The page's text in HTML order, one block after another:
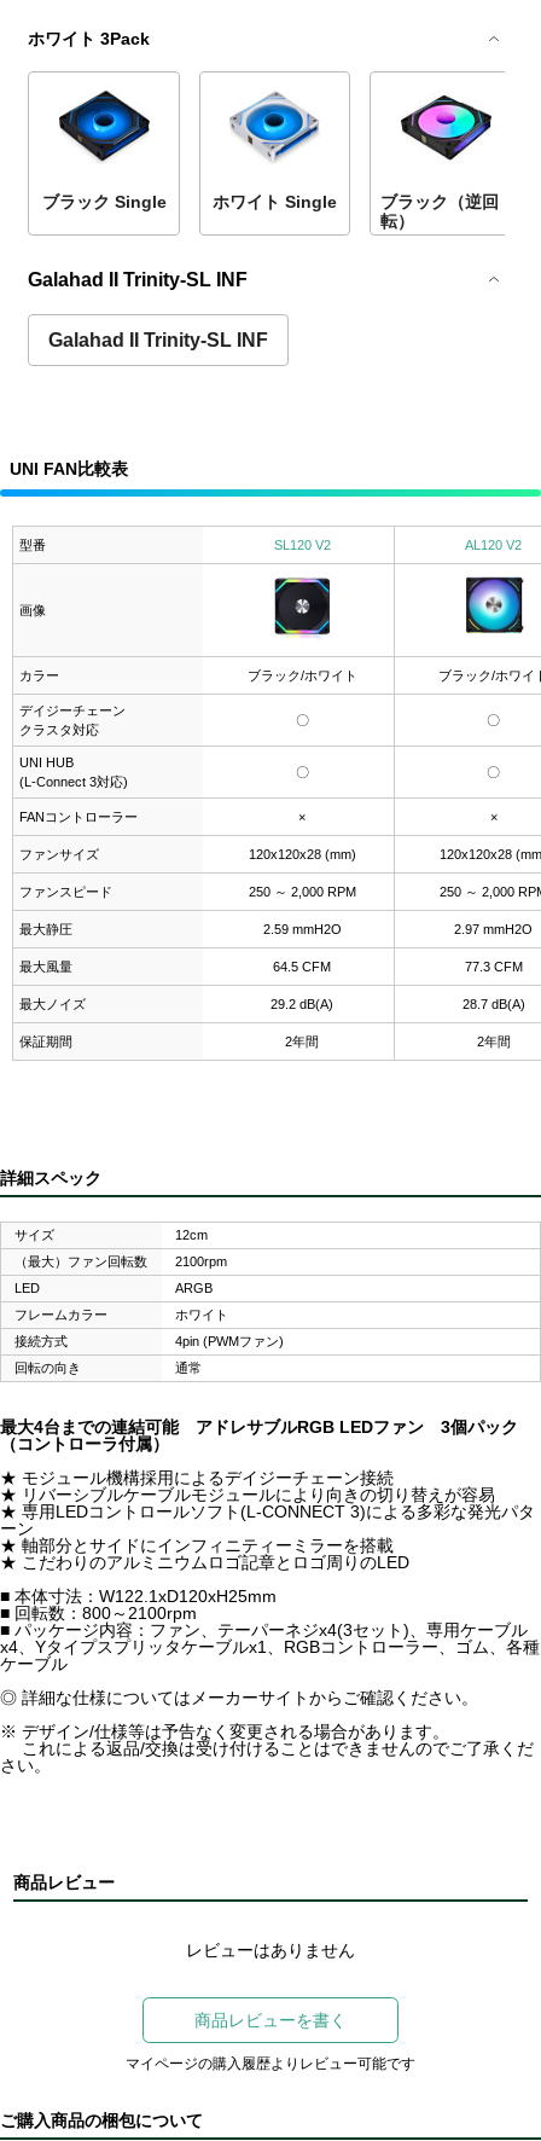
ホワイト 3Pack
ブラック Single ホワイト Single
ブラック（逆回
転）
Galahad II Trinity-SL INF
Galahad II Trinity-SL INF
UNI FAN比較表
型番 SL120 V2 AL120 V2
画像
カラー ブラック/ホワイト ブラック/ホワイ
デイジーチェーン
クラスタ対応
〇 〇
UNI HUB
(L-Connect 3対応)
〇 〇
FANコントローラー × ×
ファンサイズ 120x120x28 (mm) 120x120x28
ファンスピード 250 ～ 2,000 RPM 250 ～ 2,000
最大静圧 2.59 mmH2O 2.97 mmH2O
最大風量 64.5 CFM 77.3 CFM
最大ノイズ 29.2 dB(A) 28.7 dB(A)
保証期間 2年間 2年間
詳細スペック
サイズ
12cm
（最大）ファン回転数
2100rpm
LED
ARGB
フレームカラー
ホワイト
接続方式
4pin (PWMファン)
回転の向き
通常
最大4台までの連結可能 アドレサブルRGB LEDファン 3個パック
（コントローラ付属）
★ モジュール機構採用によるデイジーチェーン接続
★ リバーシブルケーブルモジュールにより向きの切り替えが容易
★ 専用LEDコントロールソフト(L-CONNECT 3)による多彩な発光パタ
ーン
★ 軸部分とサイドにインフィニティーミラーを搭載
★ こだわりのアルミニウムロゴ記章とロゴ周りのLED
■ 本体寸法：W122.1xD120xH25mm
■ 回転数：800～2100rpm
■ パッケージ内容：ファン、テーパーネジx4(3セット)、専用ケーブル
x4、Yタイプスプリッタケーブルx1、RGBコントローラー、ゴム、各種
ケーブル
◎ 詳細な仕様についてはメーカーサイトからご確認ください。
※ デザイン/仕様等は予告なく変更される場合があります。
これによる返品/交換は受け付けることはできませんのでご了承くだ
さい。
商品レビュー
レビューはありません
商品レビューを書く
マイページの購入履歴よりレビュー可能です
ご購入商品の梱包について